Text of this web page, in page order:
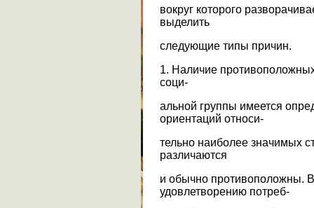
вокруг которого
выделить
следующие типы причин.
1. Наличие
соци-
альной группы имеется
ориентаций относи-
тельно наиболее значимых
различаются
и обычно противоположны.
удовлетворению потреб-